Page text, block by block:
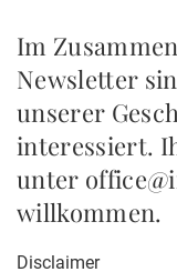
Im
Newsletter
unserer
interessiert.
unter
willkommen.
Disclaimer